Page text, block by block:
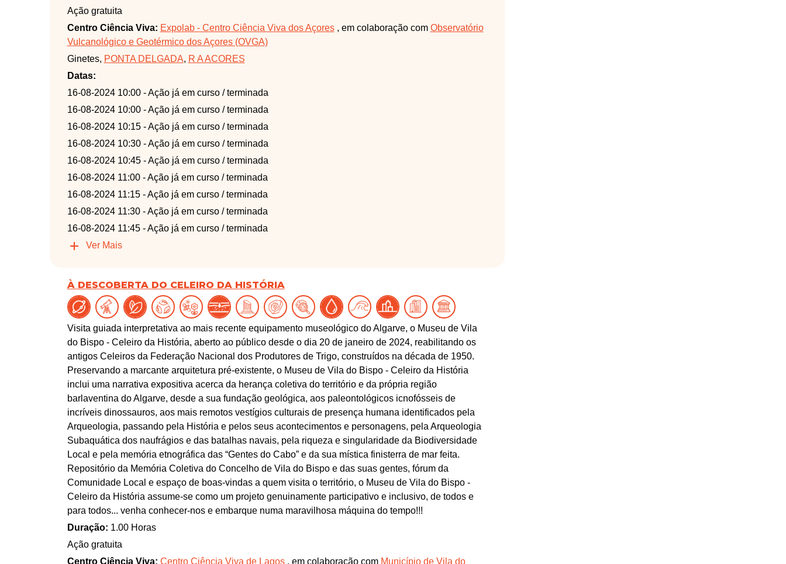
Ação gratuita
Centro Ciência Viva: Expolab - Centro Ciência Viva dos Açores, em colaboração com Observatório
Vulcanológico e Geotérmico dos Açores (OVGA)
Ginetes, PONTA DELGADA, R A ACORES
Datas:
16-08-2024 10:00 - Ação já em curso / terminada
16-08-2024 10:00 - Ação já em curso / terminada
16-08-2024 10:15 - Ação já em curso / terminada
16-08-2024 10:30 - Ação já em curso / terminada
16-08-2024 10:45 - Ação já em curso / terminada
16-08-2024 11:00 - Ação já em curso / terminada
16-08-2024 11:15 - Ação já em curso / terminada
16-08-2024 11:30 - Ação já em curso / terminada
16-08-2024 11:45 - Ação já em curso / terminada
Ver Mais
À DESCOBERTA DO CELEIRO DA HISTÓRIA
Visita guiada interpretativa ao mais recente equipamento museológico do Algarve, o Museu de Vila
do Bispo - Celeiro da História, aberto ao público desde o dia 20 de janeiro de 2024, reabilitando os
antigos Celeiros da Federação Nacional dos Produtores de Trigo, construídos na década de 1950.
Preservando a marcante arquitetura pré-existente, o Museu de Vila do Bispo - Celeiro da História
inclui uma narrativa expositiva acerca da herança coletiva do território e da própria região
barlaventina do Algarve, desde a sua fundação geológica, aos paleontológicos icnofósseis de
incríveis dinossauros, aos mais remotos vestígios culturais de presença humana identificados pela
Arqueologia, passando pela História e pelos seus acontecimentos e personagens, pela Arqueologia
Subaquática dos naufrágios e das batalhas navais, pela riqueza e singularidade da Biodiversidade
Local e pela memória etnográfica das “Gentes do Cabo” e da sua mística finisterra de mar feita.
Repositório da Memória Coletiva do Concelho de Vila do Bispo e das suas gentes, fórum da
Comunidade Local e espaço de boas-vindas a quem visita o território, o Museu de Vila do Bispo -
Celeiro da História assume-se como um projeto genuinamente participativo e inclusivo, de todos e
para todos... venha conhecer-nos e embarque numa maravilhosa máquina do tempo!!!
Duração: 1.00 Horas
Ação gratuita
Centro Ciência Viva: Centro Ciência Viva de Lagos, em colaboração com Município de Vila do